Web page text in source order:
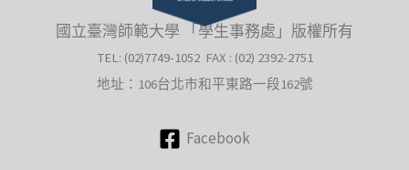
國立臺灣師範大學 「學生事務處」版權所有
TEL: (02)7749-1052 FAX : (02) 2392-2751
地址：106台北市和平東路一段162號
Facebook